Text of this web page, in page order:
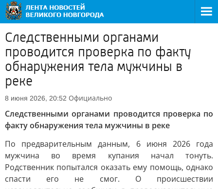
Следственными органами
проводится проверка по факту
обнаружения тела мужчины в
реке
8 июня 2026, 20:52 Официально
Следственными органами проводится проверка по
факту обнаружения тела мужчины в реке
По предварительным данным, 6 июня 2026 года
мужчина во время купания начал тонуть.
Родственник попытался оказать ему помощь, однако
спасти его не смог. О происшествии